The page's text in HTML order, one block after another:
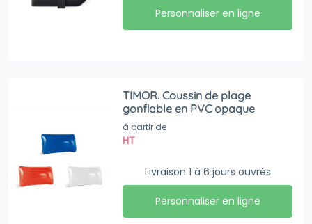
Personnaliser en ligne
TIMOR. Coussin de plage
gonflable en PVC opaque
à partir de
HT
Livraison 1 à 6 jours ouvrés
Personnaliser en ligne